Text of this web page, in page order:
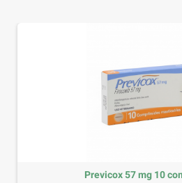
Previcox 57 mg 10